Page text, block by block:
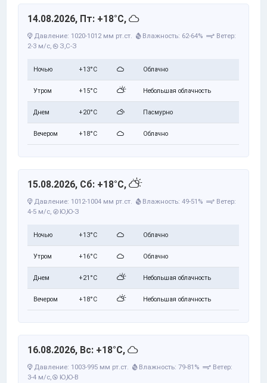
14.08.2026, Пт: +18°C,
Давление: 1020-1012 мм рт.ст. Влажность: 62-64%
Ветер:
2-3 м/с, З,С-З
Ночью +13°C Облачно
Утром +15°C Небольшая облачность
Днем +20°C Пасмурно
Вечером +18°C Облачно
15.08.2026, Сб: +18°C,
Давление: 1012-1004 мм рт.ст. Влажность: 49-51%
Ветер:
4-5 м/с, Ю,Ю-З
Ночью +13°C Облачно
Утром +16°C Облачно
Днем +21°C Небольшая облачность
Вечером +18°C Небольшая облачность
16.08.2026, Вс: +18°C,
Давление: 1003-995 мм рт.ст. Влажность: 79-81%
Ветер:
3-4 м/с,
Ю,Ю-В